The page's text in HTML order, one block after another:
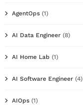
AgentOps (1)
AI Data Engineer (8)
AI Home Lab (1)
AI Software Engineer (4)
AIOps (1)